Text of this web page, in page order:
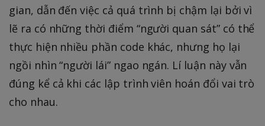
gian, dẫn đến việc cả quá trình bị chậm lại bởi vì
lẽ ra có những thời điểm “người quan sát” có thể
thực hiện nhiều phần code khác, nhưng họ lại
ngồi nhìn “người lái” ngao ngán. Lí luận này vẫn
đúng kể cả khi các lập trình viên hoán đổi vai trò
cho nhau.